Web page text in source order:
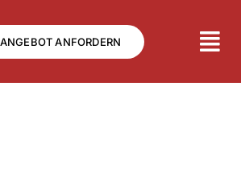
ANGEBOT ANFORDERN